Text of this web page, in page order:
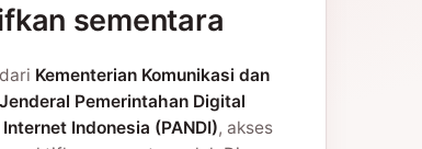
sementara
Kementerian Komunikasi dan
Pemerintahan Digital
Indonesia (PANDI), akses